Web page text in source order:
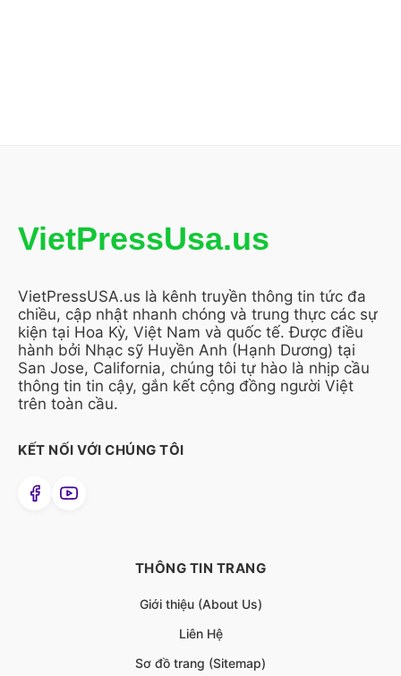
VietPressUsa.us
VietPressUSA.us là kênh truyền thông tin tức đa
chiều, cập nhật nhanh chóng và trung thực các sự
kiện tại Hoa Kỳ, Việt Nam và quốc tế. Được điều
hành bởi Nhạc sỹ Huyền Anh (Hạnh Dương) tại
San Jose, California, chúng tôi tự hào là nhịp cầu
thông tin tin cậy, gắn kết cộng đồng người Việt
trên toàn cầu.
KẾT NỐI VỚI CHÚNG TÔI
THÔNG TIN TRANG
Giới thiệu (About Us)
Liên Hệ
Sơ đồ trang (Sitemap)